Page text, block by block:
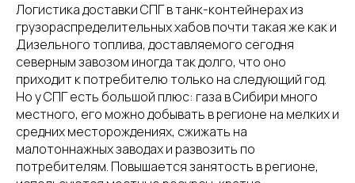
Логистика доставки СПГ в танк-контейнерах из
грузораспределительных хабов почти такая же как и
Дизельного топлива, доставляемого сегодня
северным завозом иногда так долго, что оно
приходит к потребителю только на следующий год.
Но у СПГ есть большой плюс: газа в Сибири много
местного, его можно добывать в регионе на мелких и
средних месторождениях, сжижать на
малотоннажных заводах и развозить по
потребителям. Повышается занятость в регионе,